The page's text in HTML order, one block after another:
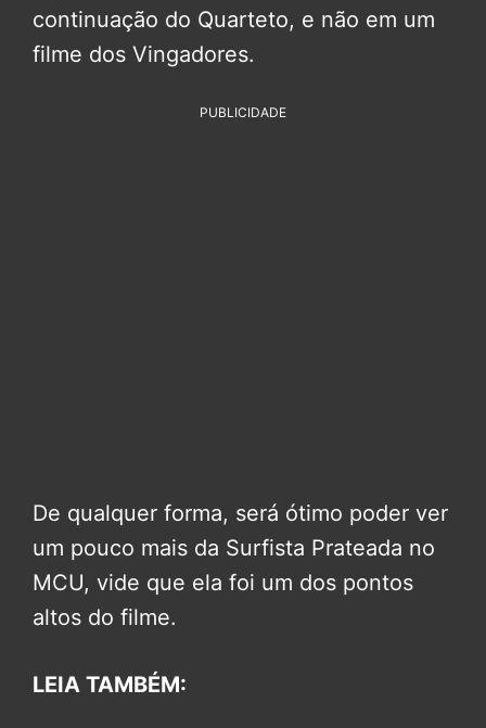
continuação do Quarteto, e não em um
filme dos Vingadores.
PUBLICIDADE
De qualquer forma, será ótimo poder ver
um pouco mais da Surfista Prateada no
MCU, vide que ela foi um dos pontos
altos do filme.
LEIA TAMBÉM: